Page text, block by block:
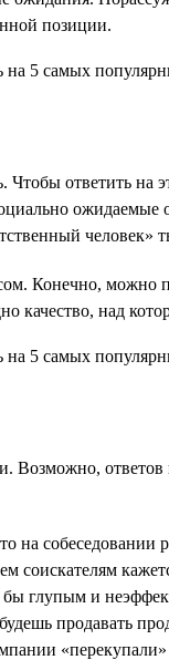
позиции.
ответить на
ожидаемые
человек»
Конечно,
над
на
глупым и
продавать